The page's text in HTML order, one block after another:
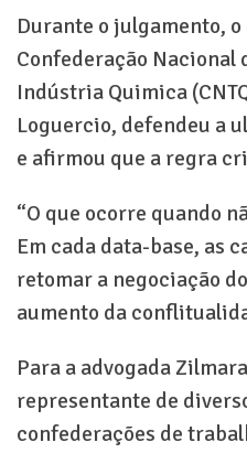
Durante o julgamento, o
Confederação Nacional
Indústria Quimica
Loguercio, defendeu a
e afirmou que a regra
“O que ocorre quando
Em cada data-base, as
retomar a negociação
aumento da
Para a advogada
representante de
confederações de